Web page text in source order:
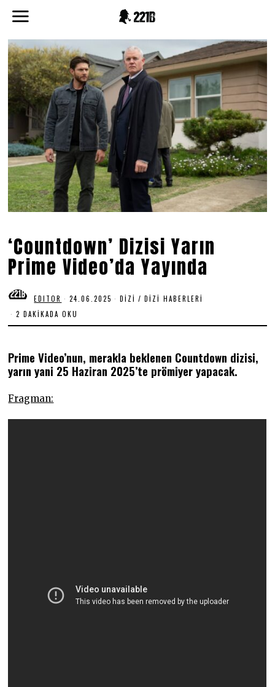
‘Countdown’ Dizisi Yarın
Prime Video’da Yayında
EDITOR 24.06.2025 2
0
2
0
2
DIZI / DIZI HABERLERI
2 DAKIKADA OKU
Prime Video’nun, merakla beklenen Countdown dizisi,
yarın yani 25 Haziran 2025’te prömiyer yapacak.
Fragman: